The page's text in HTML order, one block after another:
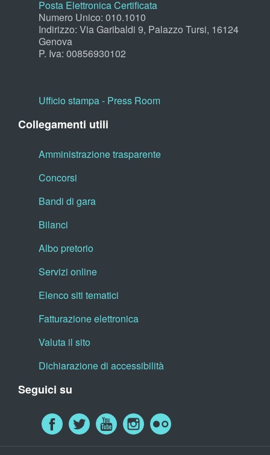
Posta Elettronica Certificata
Numero Unico: 010.1010
Indirizzo: Via Garibaldi 9, Palazzo Tursi, 16124
Genova
P. Iva: 00856930102
Ufficio stampa - Press Room
Collegamenti utili
Amministrazione trasparente
Concorsi
Bandi di gara
Bilanci
Albo pretorio
Servizi online
Elenco siti tematici
Fatturazione elettronica
Valuta il sito
Dichiarazione di accessibilità
Seguici su